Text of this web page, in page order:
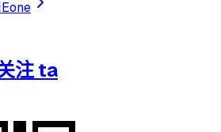
注 ta